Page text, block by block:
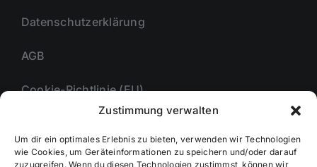
Zustimmung verwalten
Um dir ein optimales Erlebnis zu bieten, verwenden wir Technologien
wie Cookies, um Geräteinformationen zu speichern und/oder darauf
zuzugreifen. Wenn du diesen Technologien zustimmst, können wir
Datenschutzerklärung
AGB
Cookie-Richtlinie (EU)
Unternehmmen